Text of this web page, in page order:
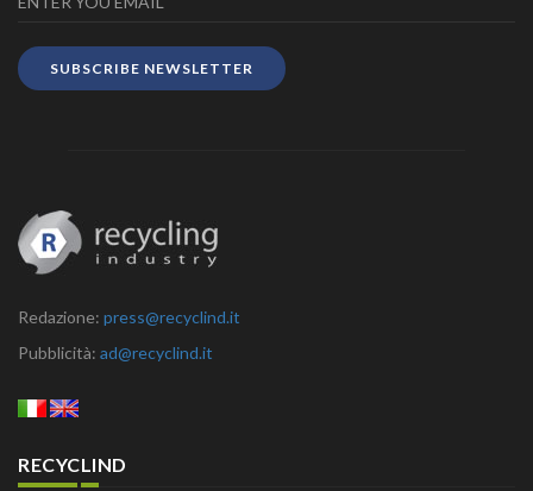
SUBSCRIBE NEWSLETTER
Redazione: press@recyclind.it
Pubblicità: ad@recyclind.it
RECYCLIND